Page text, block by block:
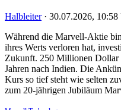
Halbleiter · 30.07.2026, 10:58
Während die Marvell-Aktie
ihres Werts verloren hat,
Zukunft. 250 Millionen Dollar
Jahren nach Indien. Die
Kurs so tief steht wie selten
zum 20-jährigen Jubiläum